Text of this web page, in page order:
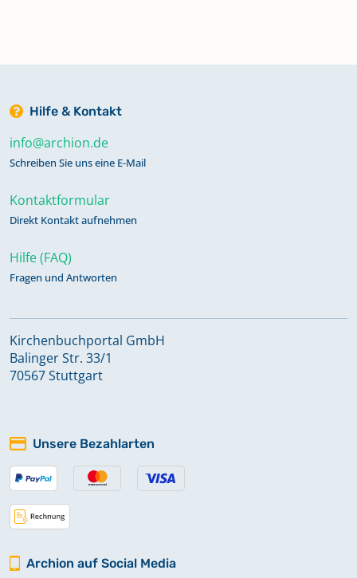
Hilfe & Kontakt
info@archion.de
Schreiben Sie uns eine E-Mail
Kontaktformular
Direkt Kontakt aufnehmen
Hilfe (FAQ)
Fragen und Antworten
Kirchenbuchportal GmbH
Balinger Str. 33/1
70567 Stuttgart
Unsere Bezahlarten
Archion auf Social Media